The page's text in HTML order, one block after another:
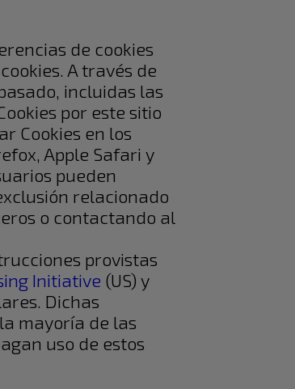
de cookies
A través de
incluidas las
por este sitio
Cookies en los
Apple Safari y
pueden
relacionado
o contactando al
provistas
Initiative (US) y
Dichas
mayoría de las
uso de estos